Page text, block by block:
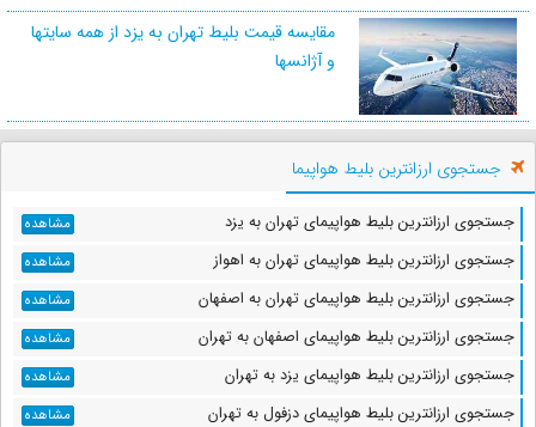
مقایسه قیمت بلیط تهران به یزد از همه سایتها
و آژانسها
جستجوی ارزانترین بلیط هواپیما
جستجوی ارزانترین بلیط هواپیمای تهران به یزد مشاهده
جستجوی ارزانترین بلیط هواپیمای تهران به اهواز مشاهده
جستجوی ارزانترین بلیط هواپیمای تهران به اصفهان مشاهده
جستجوی ارزانترین بلیط هواپیمای اصفهان به تهران مشاهده
جستجوی ارزانترین بلیط هواپیمای یزد به تهران مشاهده
جستجوی ارزانترین بلیط هواپیمای دزفول به تهران مشاهده